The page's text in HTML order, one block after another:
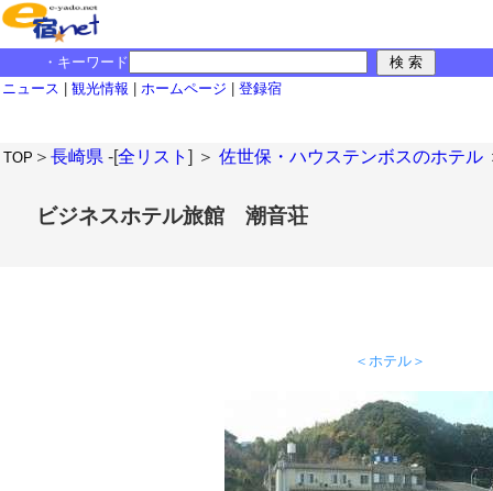
・キーワード
ニュース
観光情報 ホームページ 登録宿
TOP ＞ 長崎県 -[全リスト ] ＞ 佐世保・ハウステンボスのホテル
ビジネスホテル旅館 潮音荘
＜ホテル＞